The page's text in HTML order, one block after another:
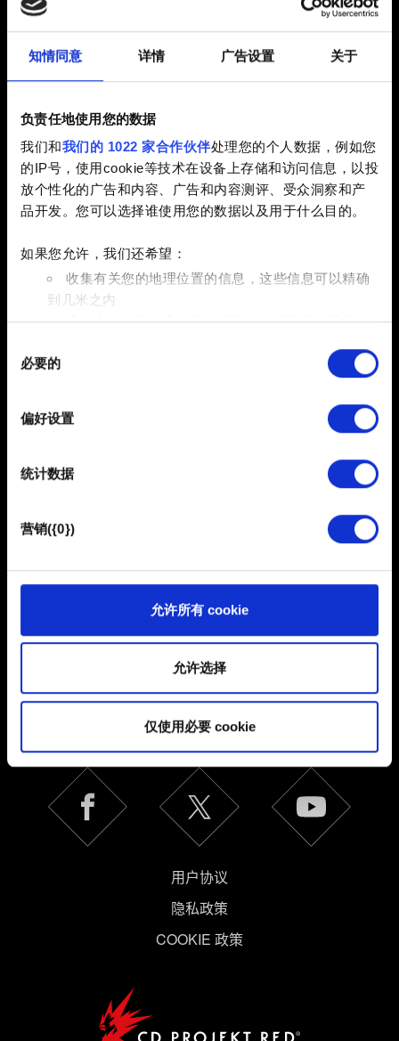
知情同意 详情 广告设置 关于
负责任地使用您的数据
我们和我们的 1022 家合作伙伴处理您的个人数据，例如您
的IP号，使用cookie等技术在设备上存储和访问信息，以投
放个性化的广告和内容、广告和内容测评、受众洞察和产
品开发。您可以选择谁使用您的数据以及用于什么目的。
如果您允许，我们还希望：
收集有关您的地理位置的信息，这些信息可以精确
到几米之内
通过主动扫描特定特征（指纹）来识别您的设备
查找有关您的个人数据如何处理的更多信息，
并设置您的首选项。您可随时从Cookie声明中更改或撤回
部分需要使用 Cookies 的是为了让网站功能可用，而另一
馈，以便网站将更好地服务于您。例如帮助我们在社交媒
也可能与我们的合作伙伴分享我们的 Cookie 片段。但是，
使用所有这些非强制性的 Cookie 都需要提前获取您的许
您可以在下面的"设置"菜单中找到有关我们使用 Cookie 的
其中的内容并准备好继续，请点击"确定"。
必要的
偏好设置
统计数据
营销({0})
允许所有 cookie
允许选择
仅使用必要 cookie
请确保使用了 REDlauncher 来运行游戏（它会在点击
「开始游戏
」后打开）。
使用您的 CD PROJEKT RED 帐户登录
可以免费创建一个。
进行清洁安装游戏。安装方法参见这里。
确保您处于在线状态，并且重新启动游戏。
报错：
奖励名称
主菜单中「
简体中文
保持联系
用户协议
隐私政策
COOKIE 政策